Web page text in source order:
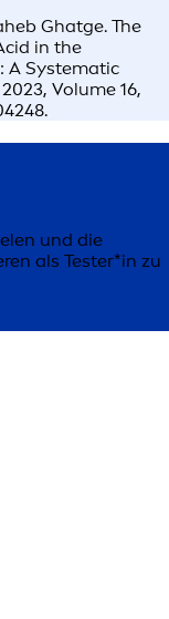
Ghatge. The
in the
A Systematic
Volume 16,
und die
als Tester*in zu